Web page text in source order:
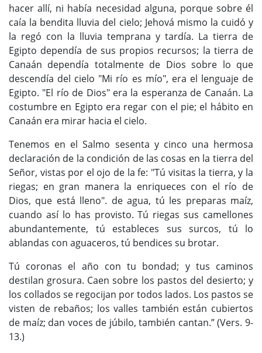
hacer allí, ni había necesidad alguna, porque sobre él
caía la bendita lluvia del cielo; Jehová mismo la cuidó y
la regó con la lluvia temprana y tardía. La tierra de
Egipto dependía de sus propios recursos; la tierra de
Canaán dependía totalmente de Dios sobre lo que
descendía del cielo "Mi río es mío", era el lenguaje de
Egipto. "El río de Dios" era la esperanza de Canaán. La
costumbre en Egipto era regar con el pie; el hábito en
Canaán era mirar hacia el cielo.
Tenemos en el Salmo sesenta y cinco una hermosa
declaración de la condición de las cosas en la tierra del
Señor, vistas por el ojo de la fe: "Tú visitas la tierra, y la
riegas; en gran manera la enriqueces con el río de
Dios, que está lleno". de agua, tú les preparas maíz,
cuando así lo has provisto. Tú riegas sus camellones
abundantemente, tú estableces sus surcos, tú lo
ablandas con aguaceros, tú bendices su brotar.
Tú coronas el año con tu bondad; y tus caminos
destilan grosura. Caen sobre los pastos del desierto; y
los collados se regocijan por todos lados. Los pastos se
visten de rebaños; los valles también están cubiertos
de maíz; dan voces de júbilo, también cantan.” (Vers. 9-
13.)